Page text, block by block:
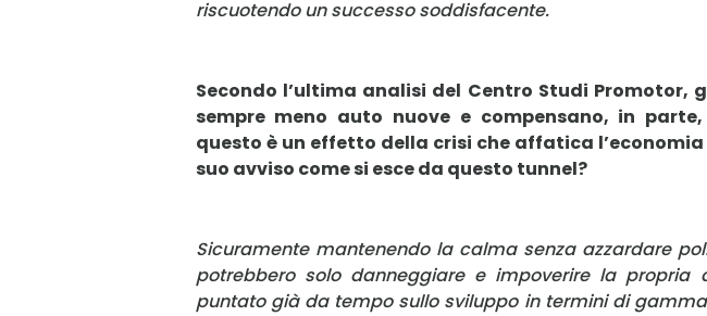
riscuotendo un successo soddisfacente.
Secondo l’ultima analisi del Centro Studi Promotor,
sempre meno auto nuove e compensano, in
questo è un effetto della crisi che affatica l’economia
suo avviso come si esce da questo tunnel?
Sicuramente mantenendo la calma senza azzardare
potrebbero solo danneggiare e impoverire la propria
puntato già da tempo sullo sviluppo in termini di